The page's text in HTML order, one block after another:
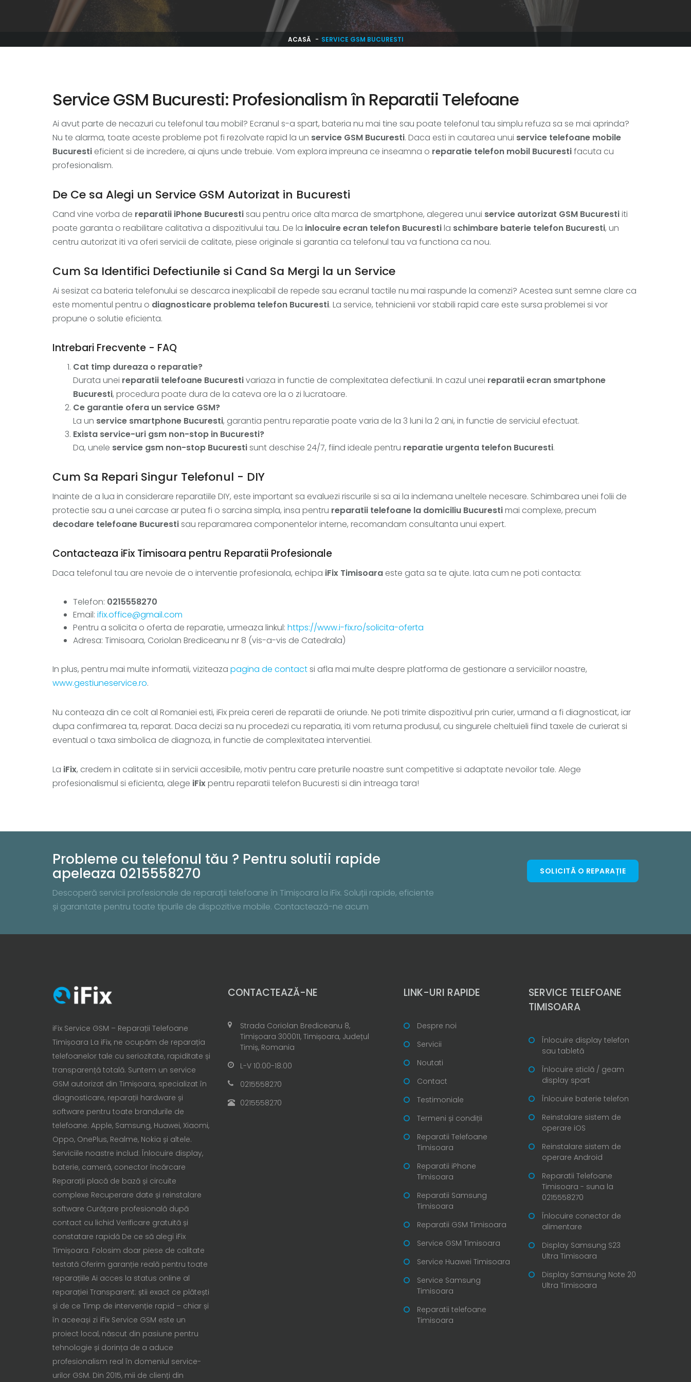
ACASĂ SERVICE GSM BUCURESTI
Service GSM Bucuresti: Profesionalism în Reparatii Telefoane
Ai avut parte de necazuri cu telefonul tau mobil? Ecranul s-a spart, bateria nu mai tine sau poate telefonul tau simplu refuza sa se mai aprinda?
Nu te alarma, toate aceste probleme pot fi rezolvate rapid la un service GSM Bucuresti. Daca esti in cautarea unui service telefoane mobile
Bucuresti eficient si de incredere, ai ajuns unde trebuie. Vom explora impreuna ce inseamna o reparatie telefon mobil Bucurestifacuta cu
profesionalism.
De Ce sa Alegi un Service GSM Autorizat in Bucuresti
Cand vine vorba de reparatii iPhone Bucurestisau pentru orice alta marca de smartphone, alegerea unui service autorizat GSM Bucurestiiti
poate garanta o reabilitare calitativa a dispozitivului tau. De la inlocuire ecran telefon Bucurestila schimbare baterie telefon Bucuresti, un
centru autorizat iti va oferi servicii de calitate, piese originale si garantia ca telefonul tau va functiona ca nou.
Cum Sa Identifici Defectiunile si Cand Sa Mergi la un Service
Ai sesizat ca bateria telefonului se descarca inexplicabil de repede sau ecranul tactile nu mai raspunde la comenzi? Acestea sunt semne clare ca
este momentul pentru o diagnosticare problema telefon Bucuresti. La service, tehnicienii vor stabili rapid care este sursa problemei si vor
propune o solutie eficienta.
Intrebari Frecvente - FAQ
Cat timp dureaza o reparatie?
Durata unei reparatii telefoane Bucurestivariaza in functie de complexitatea defectiunii. In cazul unei reparatii ecran smartphone
Bucuresti, procedura poate dura de la cateva ore la o zi lucratoare.
Ce garantie ofera un service GSM?
La un service smartphone Bucuresti, garantia pentru reparatie poate varia de la 3 luni la 2 ani, in functie de serviciul efectuat.
Exista service-uri gsm non-stop in Bucuresti?
Da, unele service gsm non-stop Bucurestisunt deschise 24/7, fiind ideale pentru reparatie urgenta telefon Bucuresti.
Cum Sa Repari Singur Telefonul - DIY
Inainte de a lua in considerare reparatiile DIY, este important sa evaluezi riscurile si sa ai la indemana uneltele necesare. Schimbarea unei folii de
protectie sau a unei carcase ar putea fi o sarcina simpla, insa pentru reparatii telefoane la domiciliu Bucurestimai complexe, precum
decodare telefoane Bucurestisau reparamarea componentelor interne, recomandam consultanta unui expert.
Contacteaza iFix Timisoara pentru Reparatii Profesionale
Daca telefonul tau are nevoie de o interventie profesionala, echipa iFix Timisoara este gata sa te ajute. Iata cum ne poti contacta:
Telefon: 0215558270
Email: ifix.office@gmail.com
Pentru a solicita o oferta de reparatie, urmeaza linkul: https://www.i-fix.ro/solicita-oferta
Adresa: Timisoara, Coriolan Brediceanu nr 8 (vis-a-vis de Catedrala)
In plus, pentru mai multe informatii, viziteaza pagina de contactsi afla mai multe despre platforma de gestionare a serviciilor noastre,
www.gestiuneservice.ro.
Nu conteaza din ce colt al Romaniei esti, iFix preia cereri de reparatii de oriunde. Ne poti trimite dispozitivul prin curier, urmand a fi diagnosticat, iar
dupa confirmarea ta, reparat. Daca decizi sa nu procedezi cu reparatia, iti vom returna produsul, cu singurele cheltuieli fiind taxele de curierat si
eventual o taxa simbolica de diagnoza, in functie de complexitatea interventiei.
La iFix, credem in calitate si in servicii accesibile, motiv pentru care preturile noastre sunt competitive si adaptate nevoilor tale. Alege
profesionalismul si eficienta, alege iFixpentru reparatii telefon Bucuresti si din intreaga tara!
Probleme cu telefonul tău ? Pentru solutii rapide
apeleaza 0215558270
Descoperă servicii profesionale de reparații telefoane în Timișoara la iFix. Soluții rapide, eficiente
și garantate pentru toate tipurile de dispozitive mobile. Contactează-ne acum
SOLICITĂ O REPARAȚIE
iFix Service GSM – Reparații Telefoane
Timișoara La iFix, ne ocupăm de reparația
telefoanelor tale cu seriozitate, rapiditate și
transparență totală. Suntem un service
GSM autorizat din Timișoara, specializat în
diagnosticare, reparații hardware și
software pentru toate brandurile de
telefoane: Apple, Samsung, Huawei, Xiaomi,
Oppo, OnePlus, Realme, Nokia și altele.
Serviciile noastre includ: Înlocuire display,
baterie, cameră, conector încărcare
Reparații placă de bază și circuite
complexe Recuperare date și reinstalare
software Curățare profesională după
contact cu lichid Verificare gratuită și
constatare rapidă De ce să alegi iFix
Timișoara: Folosim doar piese de calitate
testată Oferim garanție reală pentru toate
reparațiile Ai acces la status online al
reparației Transparent: știi exact ce plătești
și de ce Timp de intervenție rapid – chiar și
în aceeași zi iFix Service GSM este un
proiect local, născut din pasiune pentru
tehnologie și dorința de a aduce
profesionalism real în domeniul service-
urilor GSM. Din 2015, mii de clienți din
CONTACTEAZĂ-NE
Strada Coriolan Brediceanu 8,
Timișoara 300011, Timișoara, Județul
Timiș, Romania
L-V 10:00-18:00
0215558270
0215558270
LINK-URI RAPIDE
Despre noi
Servicii
Noutati
Contact
Testimoniale
Termeni și condiții
Reparatii Telefoane
Timisoara
Reparatii iPhone
Timisoara
Reparatii Samsung
Timisoara
Reparatii GSM Timisoara
Service GSM Timisoara
Service Huawei Timisoara
Service Samsung
Timisoara
Reparatii telefoane
Timisoara
SERVICE TELEFOANE
TIMISOARA
Înlocuire display telefon
sau tabletă
Înlocuire sticlă / geam
display spart
Înlocuire baterie telefon
Reinstalare sistem de
operare iOS
Reinstalare sistem de
operare Android
Reparatii Telefoane
Timisoara - suna la
0215558270
Înlocuire conector de
alimentare
Display Samsung S23
Ultra Timisoara
Display Samsung Note 20
Ultra Timisoara